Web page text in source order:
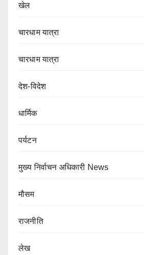
खेल
चारधाम यात्रा
चारधाम यात्रा
देश-विदेश
धार्मिक
पर्यटन
मुख्य निर्वाचन अधिकारी News
मौसम
राजनीति
लेख